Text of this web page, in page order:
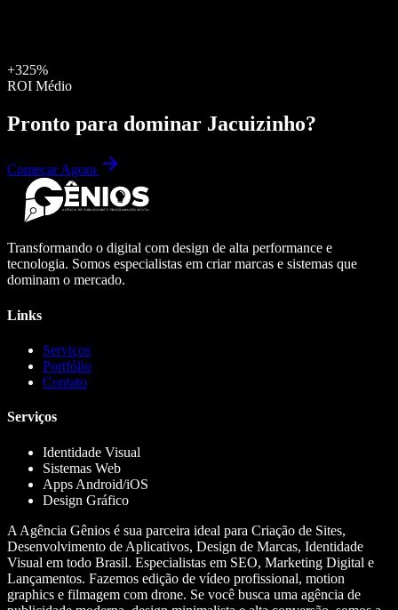
+325%
ROI Médio
Pronto para dominar Jacuizinho?
Começar Agora
Transformando o digital com design de alta performance e
tecnologia. Somos especialistas em criar marcas e sistemas que
dominam o mercado.
Links
Serviços
Portfólio
Contato
Serviços
Identidade Visual
Sistemas Web
Apps Android/iOS
Design Gráfico
A Agência Gênios é sua parceira ideal para Criação de Sites,
Desenvolvimento de Aplicativos, Design de Marcas, Identidade
Visual em todo Brasil. Especialistas em SEO, Marketing Digital e
Lançamentos. Fazemos edição de vídeo profissional, motion
graphics e filmagem com drone. Se você busca uma agência de